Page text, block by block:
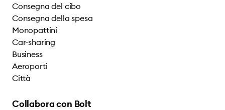
Consegna del cibo
Consegna della spesa
Monopattini
Car-sharing
Business
Aeroporti
Città
Collabora con Bolt